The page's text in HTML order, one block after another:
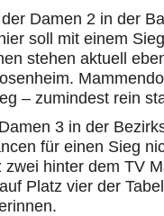
Damen 2 in der
soll mit einem
stehen aktuell
– zumindest rein
3 in der
für einen Sieg
hinter dem TV
Platz vier der